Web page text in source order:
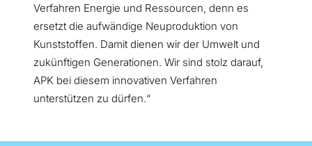
Verfahren Energie und Ressourcen, denn es
ersetzt die aufwändige Neuproduktion von
Kunststoffen. Damit dienen wir der Umwelt und
zukünftigen Generationen. Wir sind stolz darauf,
APK bei diesem innovativen Verfahren
unterstützen zu dürfen.“